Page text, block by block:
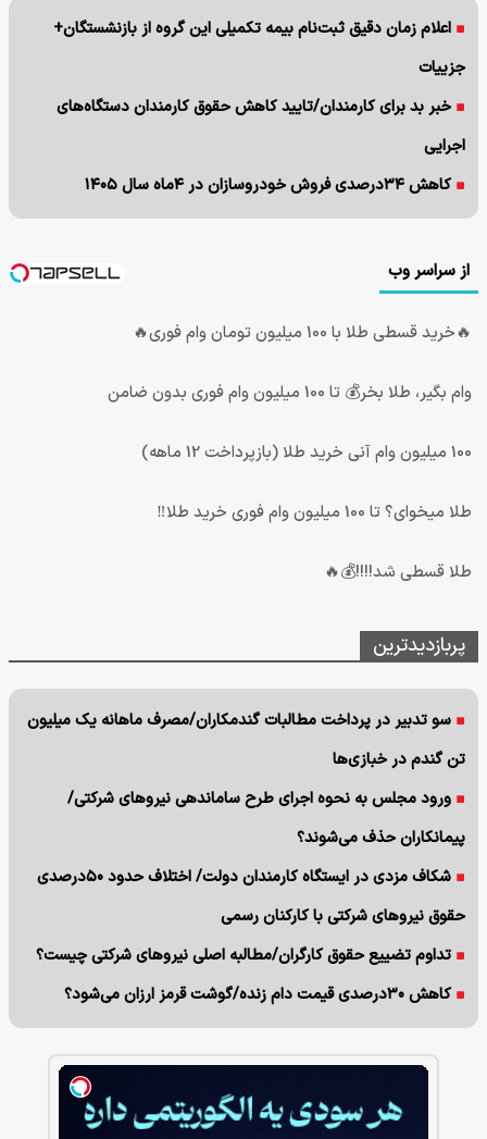
اعلام زمان دقیق ثبت‌نام بیمه تکمیلی این گروه از بازنشستگان+
جزییات
خبر بد برای کارمندان/تایید کاهش حقوق کارمندان دستگاه‌های
اجرایی
کاهش ۳۴درصدی فروش خودروسازان در ۴ماه سال ۱۴۰۵
از سراسر وب
🔥خرید قسطی طلا با 100 میلیون تومان وام فوری🔥
وام بگیر، طلا بخر💰 تا 100 میلیون وام فوری بدون ضامن
100 میلیون وام آنی خرید طلا (بازپرداخت 12 ماهه)
طلا میخوای؟ تا 100 میلیون وام فوری خرید طلا‼️
طلا قسطی شد!!!!💰🔥
پربازدیدترین
سو تدبیر در پرداخت مطالبات گندمکاران/مصرف ماهانه یک میلیون
تن گندم در خبازی‌ها
ورود مجلس به نحوه اجرای طرح ساماندهی نیروهای شرکتی/
پیمانکاران حذف می‌شوند؟
شکاف مزدی در ایستگاه کارمندان دولت/ اختلاف حدود ۵۰درصدی
حقوق نیروهای شرکتی با کارکنان رسمی
تداوم تضییع حقوق کارگران/مطالبه اصلی نیروهای شرکتی چیست؟
کاهش ۳۰درصدی قیمت دام زنده/گوشت قرمز ارزان می‌شود؟